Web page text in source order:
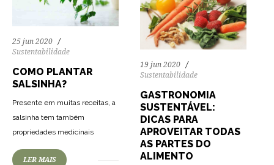
25 jun 2020
Sustentabilidade
COMO PLANTAR
SALSINHA?
Presente em muitas receitas, a
salsinha tem também
propriedades medicinais
LER MAIS
19 jun 2020
Sustentabilidade
GASTRONOMIA
SUSTENTÁVEL:
DICAS PARA
APROVEITAR TODAS
AS PARTES DO
ALIMENTO